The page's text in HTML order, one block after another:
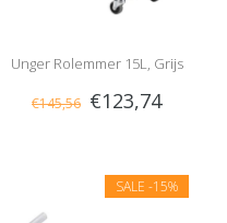
Unger Rolemmer 15L, Grijs
€145,56 €123,74
SALE -15%